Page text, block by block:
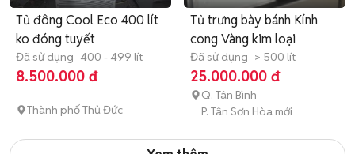
Tủ đông Cool Eco 400 lít
ko đóng tuyết
Đã sử dụng 400 - 499 lít
8.500.000 đ
Thành phố Thủ Đức
Tủ trưng bày bánh Kính
cong Vàng kim loại
Đã sử dụng > 500 lít
25.000.000 đ
Q. Tân Bình
P. Tân Sơn Hòa mới